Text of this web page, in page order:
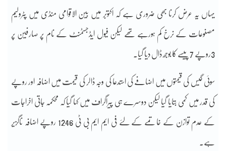
یہاں یہ عرض کرنا بھی ضروری ہے کہ اکتوبر میں بین الاقوامی منڈی میں پٹرولیم
مصنوعات کے نرخ کم ہورہے تھے لیکن فیول ایڈجسٹمنٹ کے نام پر صارفین پر
3روپے 7 پیسے کا بوجھ ڈال دیا گیا۔
سوئی گیس کی قیمتوں میں اضافے کی استدعا کی وجہ ڈالر کی قیمت میں اضافہ اور روپے
کی قدر میں کمی بتایا گیا لیکن دوسرے ہی پیراگراف میں کہا گیا کہ محکمہ جاتی اخراجات
کے عدم توازن کے خاتمے کے لئے فی ایم ایم بی ٹی 1246 روپے اضافہ ناگزیر
ہے۔